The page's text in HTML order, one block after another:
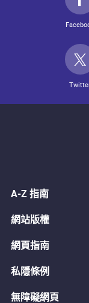
A-Z 指南
網站版權
網頁指南
私隱條例
無障礙網頁